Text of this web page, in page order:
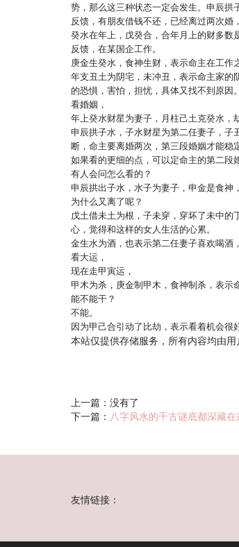
势，那么这三种状态一定会发生。申辰拱
反馈，有朋友借钱不还，已经离过两次婚
癸水在年上，戊癸合，合年月上的财多数
反馈，在某国企工作。
庚金生癸水，食神生财，表示命主在工作
年支丑土为阴宅，未冲丑，表示命主家的
的恐惧，害怕，担忧，具体又找不到原因。
看婚姻，
年上癸水财星为妻子，月柱己土克癸水，
申辰拱子水，子水财星为第二任妻子，子
断，命主要离婚两次，第三段婚姻才能稳定
如果看的更细的点，可以定命主的第二段
有人会问怎么看的？
申辰拱出子水，水子为妻子，申金是食神
为什么又离了呢？
戊土借未土为根，子未穿，穿坏了未中
心，觉得和这样的女人生活的心累。
金生水为酒，也表示第二任妻子喜欢喝酒
看大运，
现在走甲寅运，
甲木为杀，庚金制甲木，食神制杀，表示
能不能干？
不能。
因为甲己合引动了比劫，表示看着机会很
本站仅提供存储服务，所有内容均由
上一篇：没有了
下一篇： 八字风水的千古谜底都深藏
友情链接：